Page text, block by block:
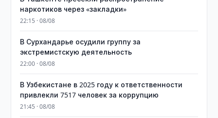
наркотиков через «закладки»
22:15 · 08/08
В Сурхандарье осудили группу за
экстремистскую деятельность
22:00 · 08/08
В Узбекистане в 2025 году к ответственности
привлекли 7517 человек за коррупцию
21:45 · 08/08